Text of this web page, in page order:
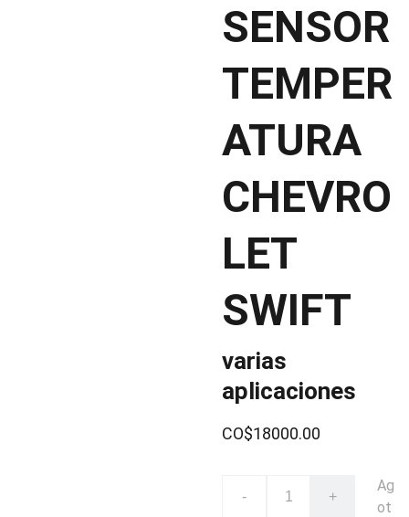
SENSOR
TEMPER
ATURA
CHEVRO
LET
SWIFT
varias
aplicaciones
CO$18000.00
- +
Ag
ot